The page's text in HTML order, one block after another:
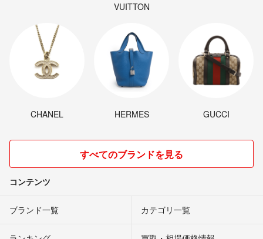
VUITTON
CHANEL HERMES GUCCI
すべてのブランドを見る
コンテンツ
ブランド一覧 カテゴリ一覧